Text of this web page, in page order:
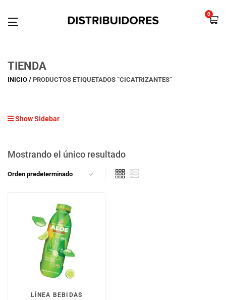
0
TIENDA
INICIO PRODUCTOS ETIQUETADOS “CICATRIZANTES”
Show Sidebar
Mostrando el único resultado
LÍNEA BEBIDAS